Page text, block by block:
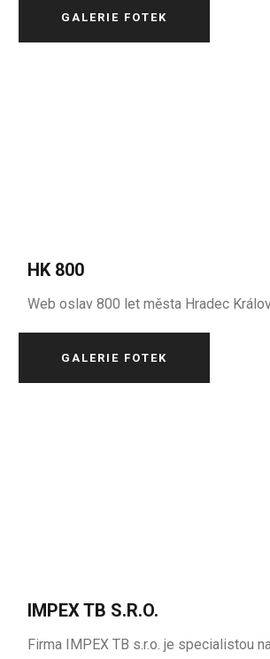
GALERIE FOTEK
HK 800
Web oslav 800 let města Hradec
GALERIE FOTEK
IMPEX TB S.R.O.
Firma IMPEX TB s.r.o. je specialistou